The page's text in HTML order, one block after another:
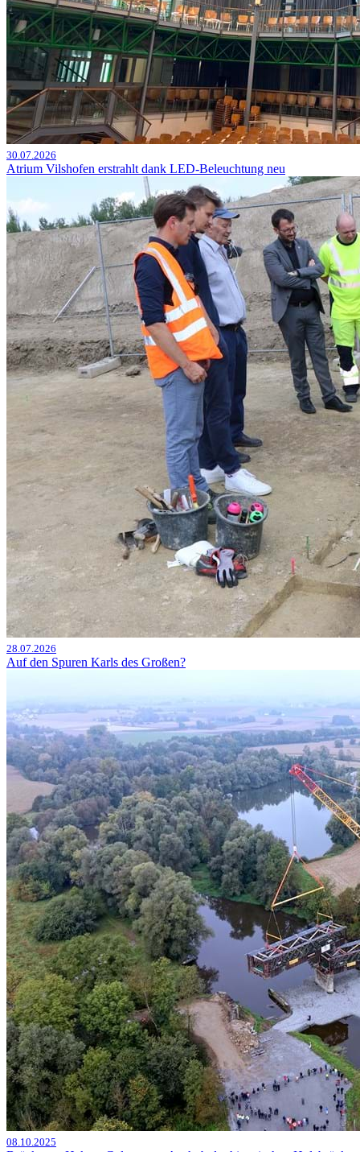
30.07.2026
Atrium Vilshofen erstrahlt dank LED-Beleuchtung neu
28.07.2026
Auf den Spuren Karls des Großen?
08.10.2025